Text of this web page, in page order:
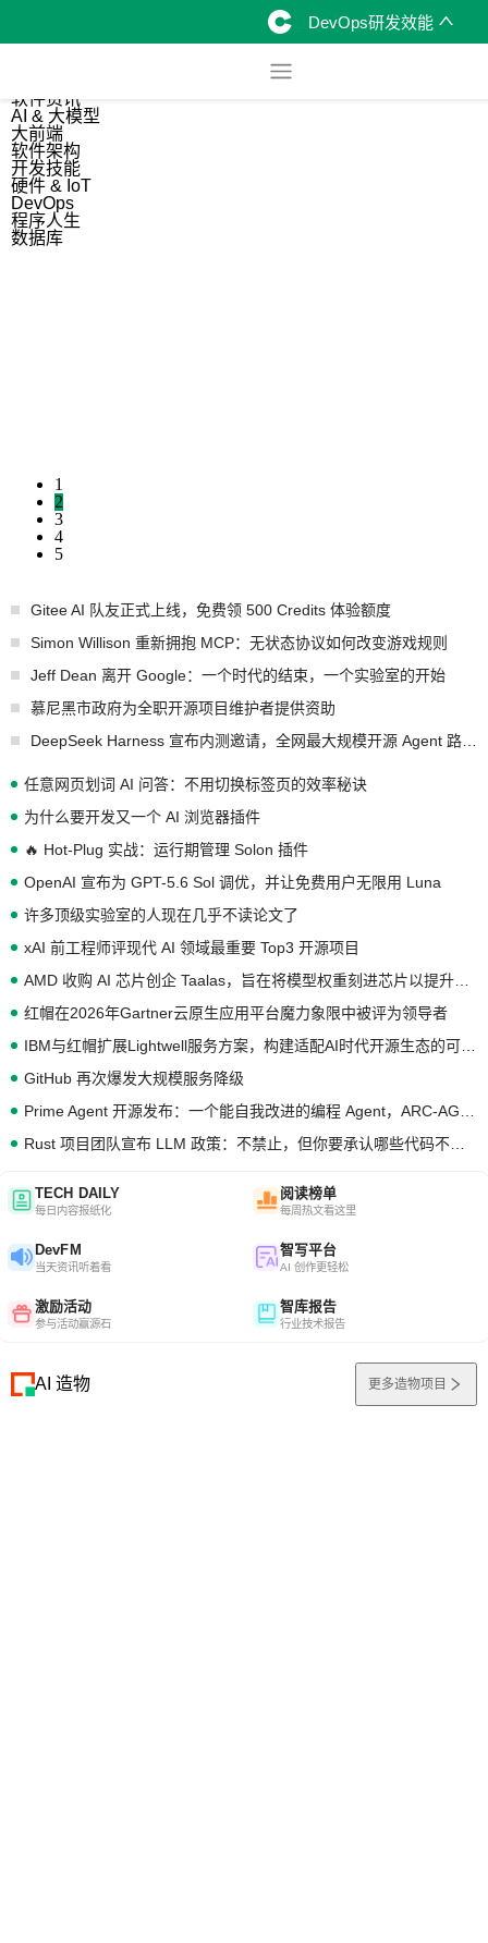
DevOps研发效能
软件资讯
AI & 大模型
大前端
软件架构
开发技能
硬件 & IoT
DevOps
程序人生
数据库
1
2
3
4
5
Gitee AI 队友正式上线，免费领 500 Credits 体验额度
Simon Willison 重新拥抱 MCP：无状态协议如何改变游戏规则
Jeff Dean 离开 Google：一个时代的结束，一个实验室的开始
慕尼黑市政府为全职开源项目维护者提供资助
任意网页划词 AI 问答：不用切换标签页的效率秘诀
为什么要开发又一个 AI 浏览器插件
🔥 Hot-Plug 实战：运行期管理 Solon 插件
OpenAI 宣布为 GPT-5.6 Sol 调优，并让免费用户无限用 Luna
许多顶级实验室的人现在几乎不读论文了
xAI 前工程师评现代 AI 领域最重要 Top3 开源项目
红帽在2026年Gartner云原生应用平台魔力象限中被评为领导者
GitHub 再次爆发大规模服务降级
TECH DAILY
每日内容报纸化
阅读榜单
每周热文看这里
DevFM
当天资讯听着看
智写平台
AI 创作更轻松
激励活动
参与活动赢源石
智库报告
行业技术报告
AI 造物 更多造物项目